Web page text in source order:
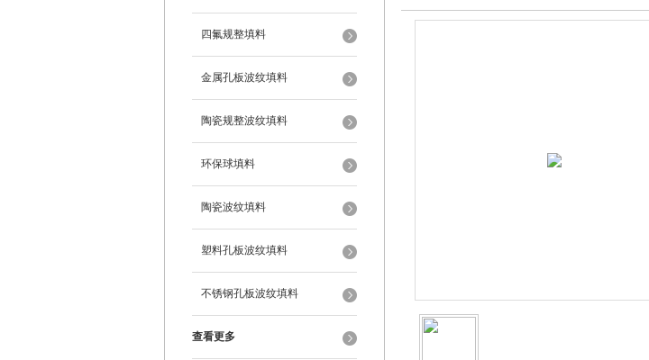
四氟规整填料
金属孔板波纹填料
陶瓷规整波纹填料
环保球填料
陶瓷波纹填料
塑料孔板波纹填料
不锈钢孔板波纹填料
查看更多